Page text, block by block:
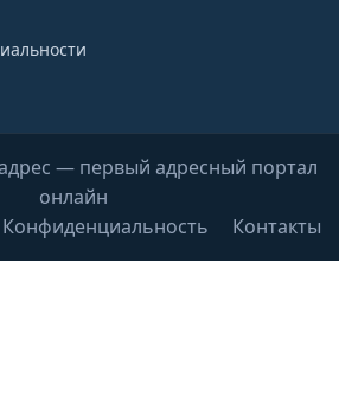
— первый адресный портал
онлайн
Конфиденциальность
Контакты